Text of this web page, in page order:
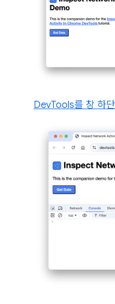
DevTools를 창 하